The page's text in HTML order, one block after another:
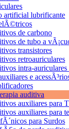
artificial lubrificante
de carbono
de tubo a
transistores
retroauriculares
intra-auriculares
e
auditiva
auxiliares para
auxiliares para
para Surdos